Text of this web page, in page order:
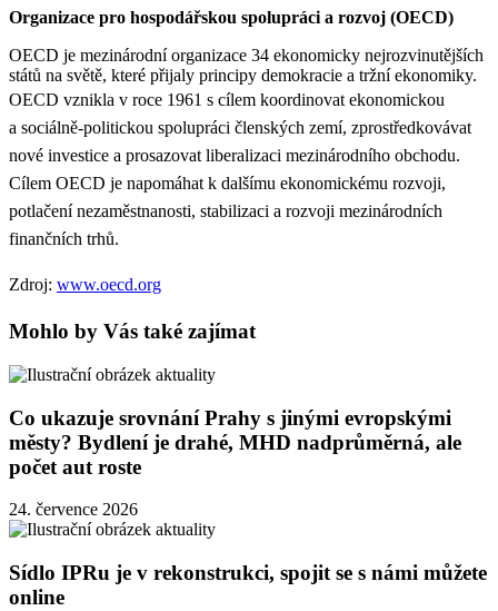
Organizace pro hospodářskou spolupráci a rozvoj (OECD)
OECD je mezinárodní organizace 34 ekonomicky nejrozvinutějších
států na světě, které přijaly principy demokracie a tržní ekonomiky.
OECD vznikla v roce 1961 s cílem koordinovat ekonomickou
a sociálně-politickou spolupráci členských zemí, zprostředkovávat
nové investice a prosazovat liberalizaci mezinárodního obchodu.
Cílem OECD je napomáhat k dalšímu ekonomickému rozvoji,
potlačení nezaměstnanosti, stabilizaci a rozvoji mezinárodních
finančních trhů.
Zdroj: www.oecd.org
Mohlo by Vás také zajímat
Co ukazuje srovnání Prahy s jinými evropskými
městy? Bydlení je drahé, MHD nadprůměrná, ale
počet aut roste
24. července 2026
Sídlo IPRu je v rekonstrukci, spojit se s námi můžete
online